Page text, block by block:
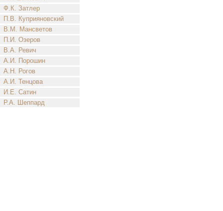
Ф.К. Затлер
П.В. Куприяновский
В.М. Мансветов
П.И. Озеров
В.А. Ревич
А.И. Порошин
А.Н. Рогов
А.И. Тенцова
И.Е. Сатин
Р.А. Шеппард